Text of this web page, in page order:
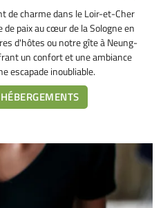
de charme dans le Loir-et-Cher
paix au cœur de la Sologne en
d'hôtes ou notre gîte à Neung-
un confort et une ambiance
escapade inoubliable.